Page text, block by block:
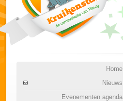
Home
Nieuws
Evenementen agenda